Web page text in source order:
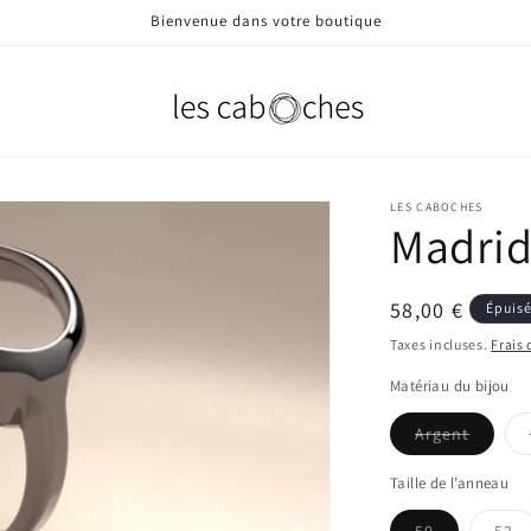
Bienvenue dans votre boutique
LES CABOCHES
Madrid
Prix
habituel
58,00 € Épuisé
Taxes incluses. Frais
Matériau du bijou
Argent
épuisée
Taille de l’anneau